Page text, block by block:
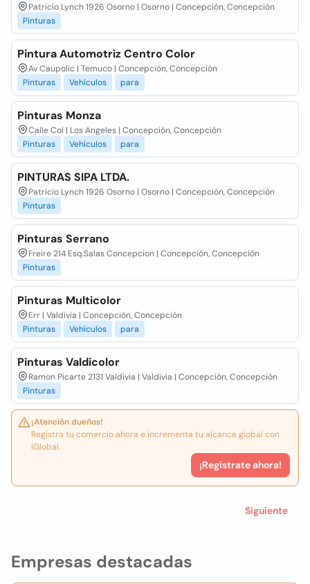
Empresas destacadas
Patricio Lynch 1926 Osorno | Osorno | Concepción, Concepción
Pinturas
Pintura Automotriz Centro Color
Av Caupolic | Temuco | Concepción, Concepción
Pinturas
Vehículos para
Pinturas Monza
Calle Col | Los Angeles | Concepción, Concepción
Pinturas
Vehículos para
PINTURAS SIPA LTDA.
Patricio Lynch 1926 Osorno | Osorno | Concepción, Concepción
Pinturas
Pinturas Serrano
Freire 214 Esq.Salas Concepcion | Concepción, Concepción
Pinturas
Pinturas Multicolor
Err | Valdivia | Concepción, Concepción
Pinturas
Vehículos para
Pinturas Valdicolor
Ramon Picarte 2131 Valdivia | Valdivia | Concepción, Concepción
Pinturas
¡Atención dueños!
Registra tu comercio ahora e incrementa tu alcance global con
iGlobal.
¡Registrate ahora!
Siguiente